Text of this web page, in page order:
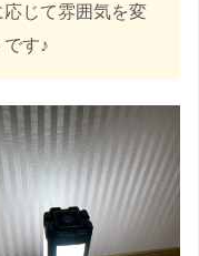
じて雰囲気を変
す♪